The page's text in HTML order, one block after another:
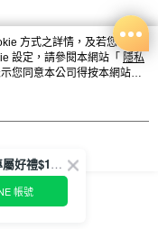
方式之詳情，及若您不希
設定，請參閱本網站「 隱私
您同意本公司得按本網站使
🎉您有一份專屬好禮$100正等著您🎁
帳號